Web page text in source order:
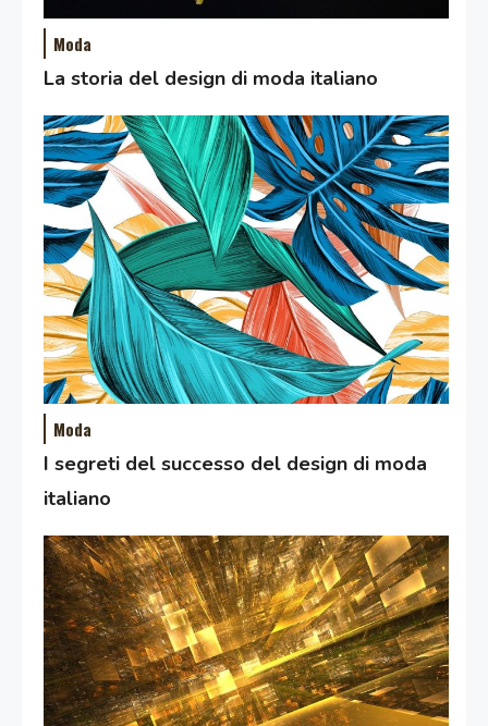
Moda
La storia del design di moda italiano
Moda
I segreti del successo del design di moda
italiano